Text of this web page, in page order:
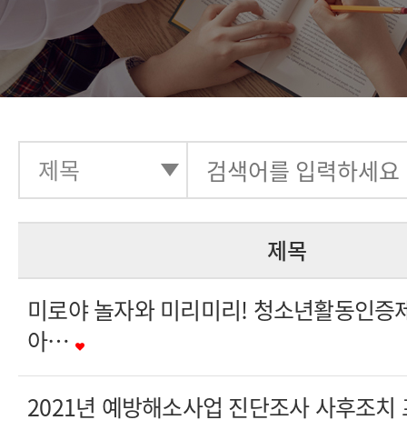
제목
미로야 놀자와 미리미리! 청소년활동인증
아…
2021년 예방해소사업 진단조사 사후조